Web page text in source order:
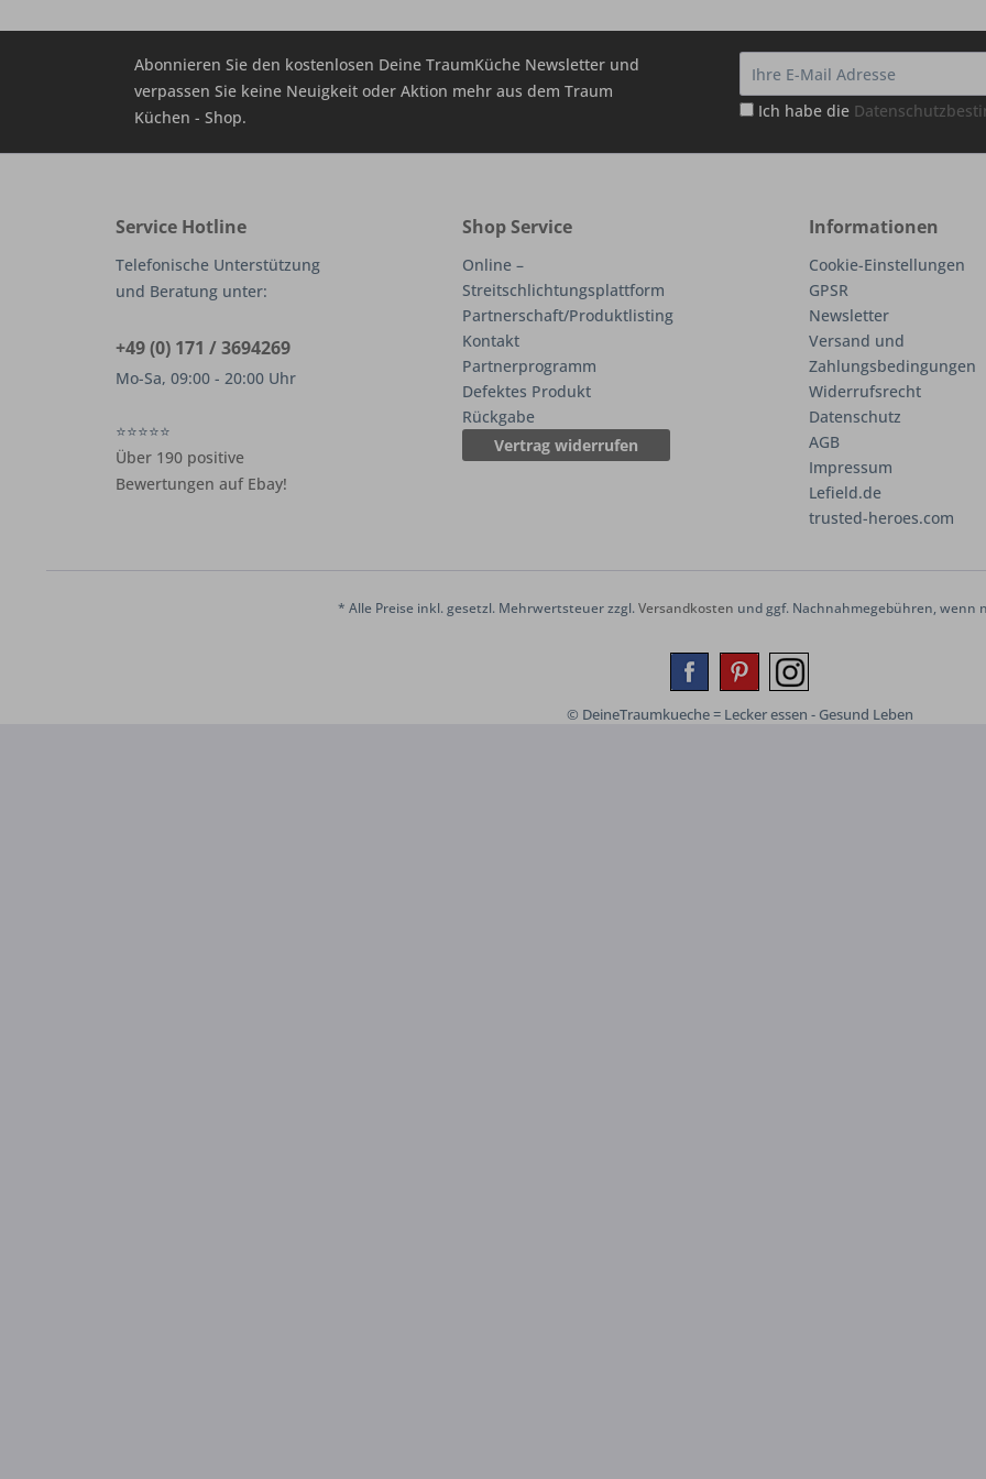
Abonnieren Sie den kostenlosen Deine TraumKüche Newsletter und
verpassen Sie keine Neuigkeit oder Aktion mehr aus dem Traum
Küchen - Shop.
Ich habe die
Service Hotline
Telefonische Unterstützung
und Beratung unter:
+49 (0) 171 / 3694269
Mo-Sa, 09:00 - 20:00 Uhr
⭐⭐⭐⭐⭐
Über 190 positive
Bewertungen auf Ebay!
Shop Service
Online –
Streitschlichtungsplattform
Partnerschaft/Produktlisting
Kontakt
Partnerprogramm
Defektes Produkt
Rückgabe
Vertrag widerrufen
Informationen
Cookie-Einstellungen
GPSR
Newsletter
Versand und
Zahlungsbedingungen
Widerrufsrecht
Datenschutz
AGB
Impressum
Lefield.de
trusted-heroes.com
* Alle Preise inkl. gesetzl. Mehrwertsteuer zzgl.Versandkosten und ggf. Nachnahmegebühren, wenn
© DeineTraumkueche = Lecker essen - Gesund Leben